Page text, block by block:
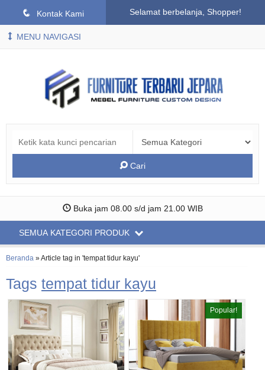
q Kontak Kami Selamat berbelanja, Shopper!
MENU NAVIGASI
Cari
Buka jam 08.00 s/d jam 21.00 WIB
SEMUA KATEGORI PRODUK
Beranda »Article tag in 'tempat tidur kayu'
Tags tempat tidur kayu
Popular!